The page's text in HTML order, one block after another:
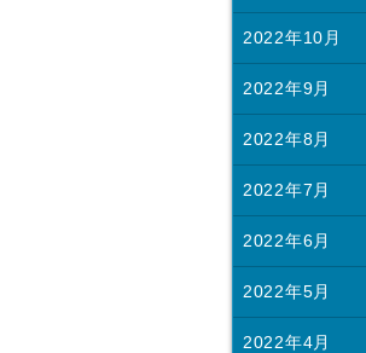
2022年10月
2022年9月
2022年8月
2022年7月
2022年6月
2022年5月
2022年4月